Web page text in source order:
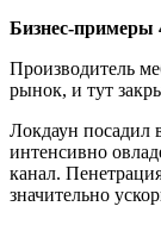
Бизнес-примеры
Производитель
рынок, и тут
Локдаун посадил
интенсивно
канал.
значительно